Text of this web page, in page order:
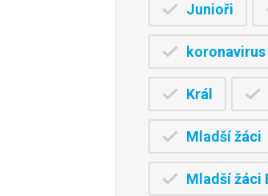
Junioři
koronavirus
Král
Mladší žáci
Mladší žáci